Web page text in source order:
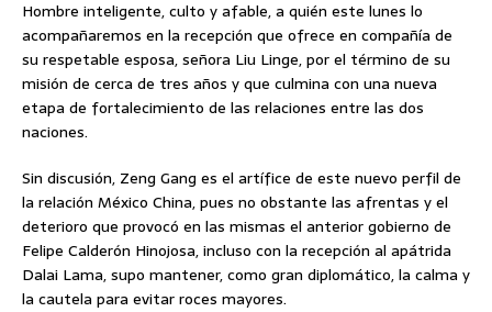
Hombre inteligente, culto y afable, a quién este lunes lo
acompañaremos en la recepción que ofrece en compañía de
su respetable esposa, señora Liu Linge, por el término de su
misión de cerca de tres años y que culmina con una nueva
etapa de fortalecimiento de las relaciones entre las dos
naciones.
Sin discusión, Zeng Gang es el artífice de este nuevo perfil de
la relación México China, pues no obstante las afrentas y el
deterioro que provocó en las mismas el anterior gobierno de
Felipe Calderón Hinojosa, incluso con la recepción al apátrida
Dalai Lama, supo mantener, como gran diplomático, la calma y
la cautela para evitar roces mayores.